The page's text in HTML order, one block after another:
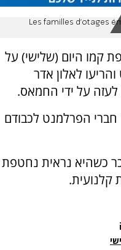
Les familles d’otages
קמו היום (שלישי) על
לאלון אדר
לעזה על ידי החמאס.
חברי הפרלמנט לכבודם
כשהיא נראית נחטפת
קלנועית.